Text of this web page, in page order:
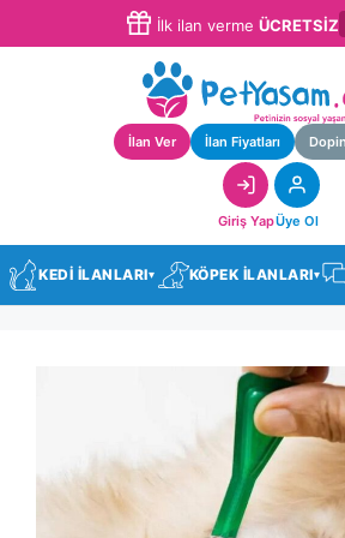
İlk ilan verme ÜCRETSİZ
İlan Ver İlan Fiyatları
Giriş YapÜye Ol
KEDİ İLANLARI▾ KÖPEK İLANLARI▾